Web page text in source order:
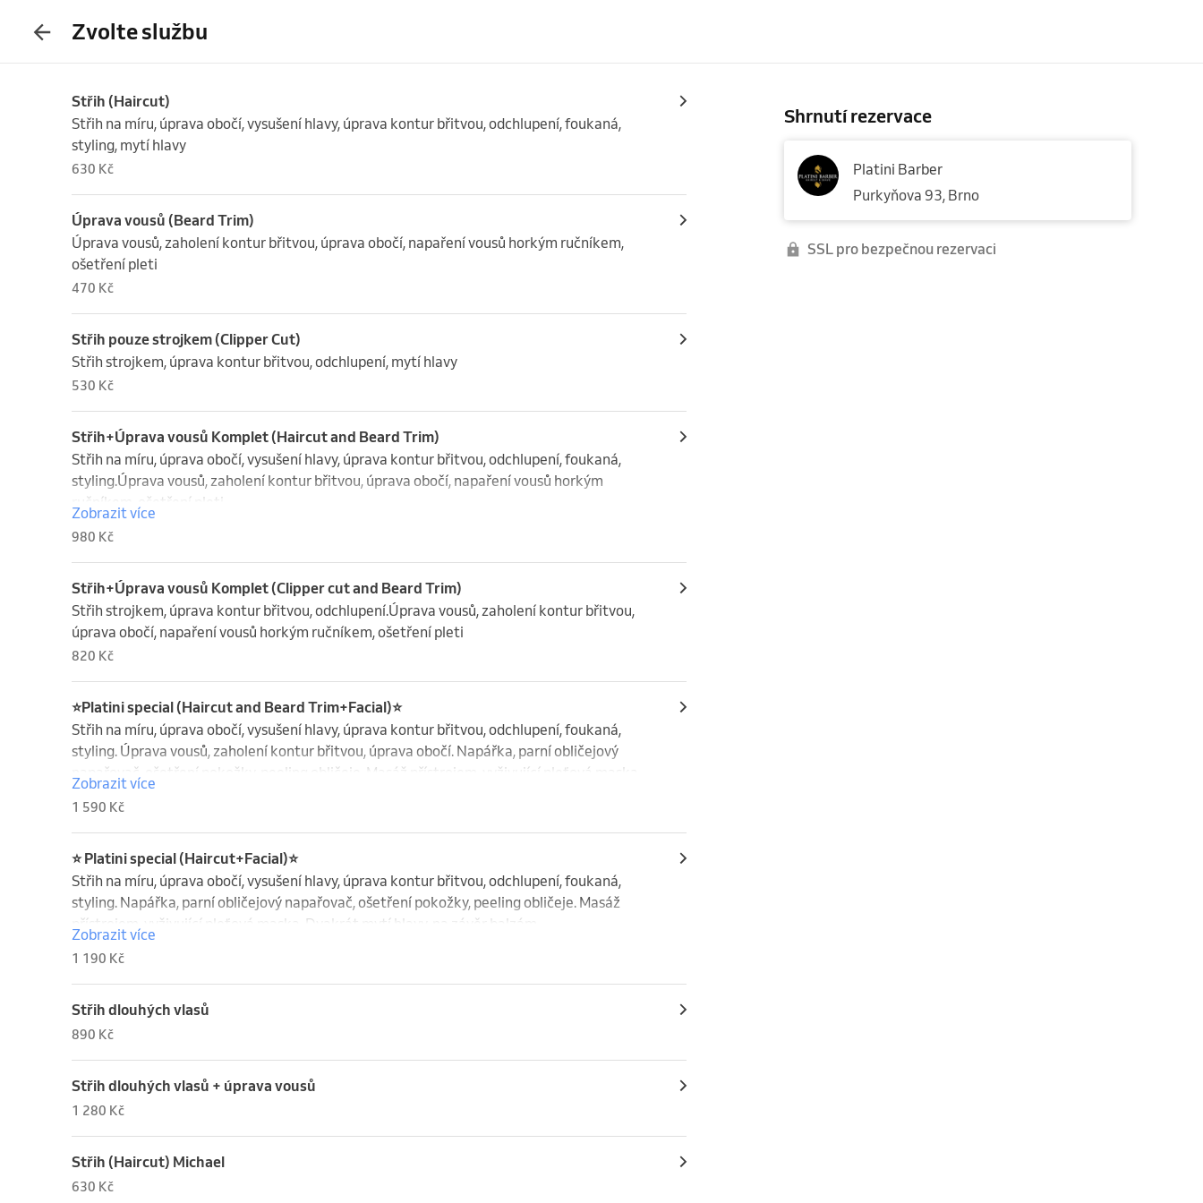
Zvolte službu
Střih (Haircut)
Střih na míru, úprava obočí, vysušení hlavy, úprava kontur břitvou, odchlupení, foukaná,
styling, mytí hlavy
630 Kč
Úprava vousů (Beard Trim)
Úprava vousů, zaholení kontur břitvou, úprava obočí, napaření vousů horkým ručníkem,
ošetření pleti
470 Kč
Střih pouze strojkem (Clipper Cut)
Střih strojkem, úprava kontur břitvou, odchlupení, mytí hlavy
530 Kč
Střih+Úprava vousů Komplet (Haircut and Beard Trim)
Střih na míru, úprava obočí, vysušení hlavy, úprava kontur břitvou, odchlupení, foukaná,
styling.Úprava vousů, zaholení kontur břitvou, úprava obočí, napaření vousů horkým
ručníkem, ošetření pleti
Zobrazit více
980 Kč
Střih+Úprava vousů Komplet (Clipper cut and Beard Trim)
Střih strojkem, úprava kontur břitvou, odchlupení.Úprava vousů, zaholení kontur břitvou,
úprava obočí, napaření vousů horkým ručníkem, ošetření pleti
820 Kč
⭐️Platini special (Haircut and Beard Trim+Facial)⭐️
Střih na míru, úprava obočí, vysušení hlavy, úprava kontur břitvou, odchlupení, foukaná,
styling. Úprava vousů, zaholení kontur břitvou, úprava obočí. Napářka, parní obličejový
napařovač, ošetření pokožky, peeling obličeje. Masáž přístrojem, vyživující pleťová maska.
Dvakrát mytí hlavy, na závěr balzám.
Zobrazit více
1 590 Kč
⭐️ Platini special (Haircut+Facial)⭐️
Střih na míru, úprava obočí, vysušení hlavy, úprava kontur břitvou, odchlupení, foukaná,
styling. Napářka, parní obličejový napařovač, ošetření pokožky, peeling obličeje. Masáž
přístrojem, vyživující pleťová maska. Dvakrát mytí hlavy, na závěr balzám.
Zobrazit více
1 190 Kč
Střih dlouhých vlasů
890 Kč
Střih dlouhých vlasů + úprava vousů
1 280 Kč
Střih (Haircut) Michael
630 Kč
Shrnutí rezervace
Platini Barber
Purkyňova 93, Brno
SSL pro bezpečnou rezervaci